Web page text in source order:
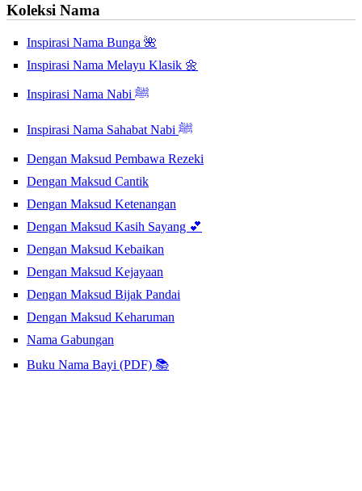
Koleksi Nama
Inspirasi Nama Bunga 🌺
Inspirasi Nama Melayu Klasik 🌼
Inspirasi Nama Nabi ﷺ
Inspirasi Nama Sahabat Nabi ﷺ
Dengan Maksud Pembawa Rezeki
Dengan Maksud Cantik
Dengan Maksud Ketenangan
Dengan Maksud Kasih Sayang 💕
Dengan Maksud Kebaikan
Dengan Maksud Kejayaan
Dengan Maksud Bijak Pandai
Dengan Maksud Keharuman
Nama Gabungan
Buku Nama Bayi (PDF) 📚